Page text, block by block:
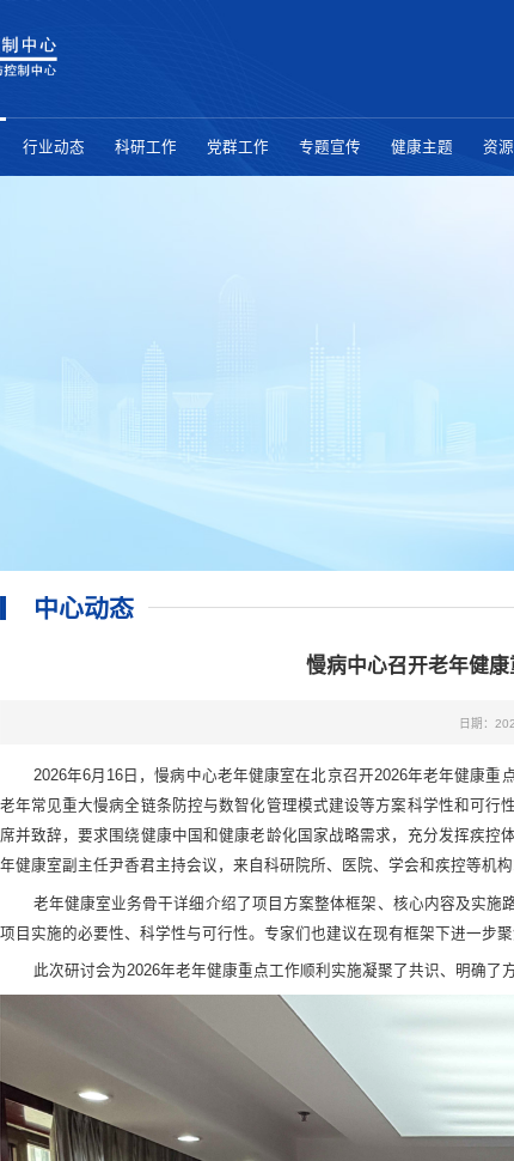
行业动态 科研工作 党群工作 专题宣传 健康主题 资
中心动态
慢病中心召开老年健
日期：
2026年6月16日，慢病中心老年健康室在北京召开2026年老年健康重
老年常见重大慢病全链条防控与数智化管理模式建设等方案科学性和可
席并致辞，要求围绕健康中国和健康老龄化国家战略需求，充分发挥疾
年健康室副主任尹香君主持会议，来自科研院所、医院、学会和疾控等机
老年健康室业务骨干详细介绍了项目方案整体框架、核心内容及实施
项目实施的必要性、科学性与可行性。专家们也建议在现有框架下进一步
此次研讨会为2026年老年健康重点工作顺利实施凝聚了共识、明确了方